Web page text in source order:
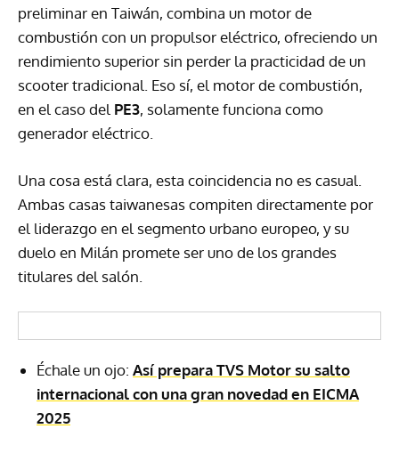
preliminar en Taiwán, combina un motor de
combustión con un propulsor eléctrico, ofreciendo un
rendimiento superior sin perder la practicidad de un
scooter tradicional. Eso sí, el motor de combustión,
en el caso del PE3, solamente funciona como
generador eléctrico.
Una cosa está clara, esta coincidencia no es casual.
Ambas casas taiwanesas compiten directamente por
el liderazgo en el segmento urbano europeo, y su
duelo en Milán promete ser uno de los grandes
titulares del salón.
Échale un ojo: Así prepara TVS Motor su salto
internacional con una gran novedad en EICMA
2025